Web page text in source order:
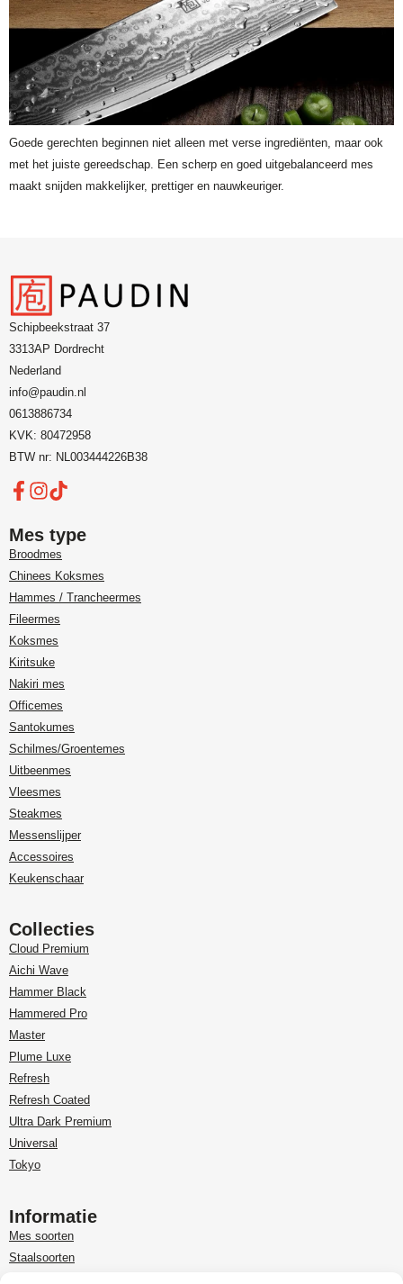
Goede gerechten beginnen niet alleen met verse ingrediënten, maar ook
met het juiste gereedschap. Een scherp en goed uitgebalanceerd mes
maakt snijden makkelijker, prettiger en nauwkeuriger.
Schipbeekstraat 37
3313AP Dordrecht
Nederland
info@paudin.nl
0613886734
KVK: 80472958
BTW nr: NL003444226B38
Mes type
Broodmes
Chinees Koksmes
Hammes / Trancheermes
Fileermes
Koksmes
Kiritsuke
Nakiri mes
Officemes
Santokumes
Schilmes/Groentemes
Uitbeenmes
Vleesmes
Steakmes
Messenslijper
Accessoires
Keukenschaar
Collecties
Cloud Premium
Aichi Wave
Hammer Black
Hammered Pro
Master
Plume Luxe
Refresh
Refresh Coated
Ultra Dark Premium
Universal
Tokyo
Informatie
Mes soorten
Staalsoorten